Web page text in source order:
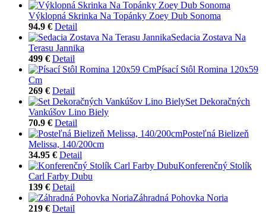
Výklopná Skrinka Na Topánky Zoey Dub Sonoma
94.9 € Detail
Sedacia Zostava Na
Terasu Jannika
499 € Detail
Písací Stôl Romina 120x59
Cm
269 € Detail
Set Dekoračných
Vankúšov Lino Biely
70.9 € Detail
Posteľná Bielizeň
Melissa, 140/200cm
34.95 € Detail
Konferenčný Stolík
Carl Farby Dubu
139 € Detail
Záhradná Pohovka Noria
219 € Detail